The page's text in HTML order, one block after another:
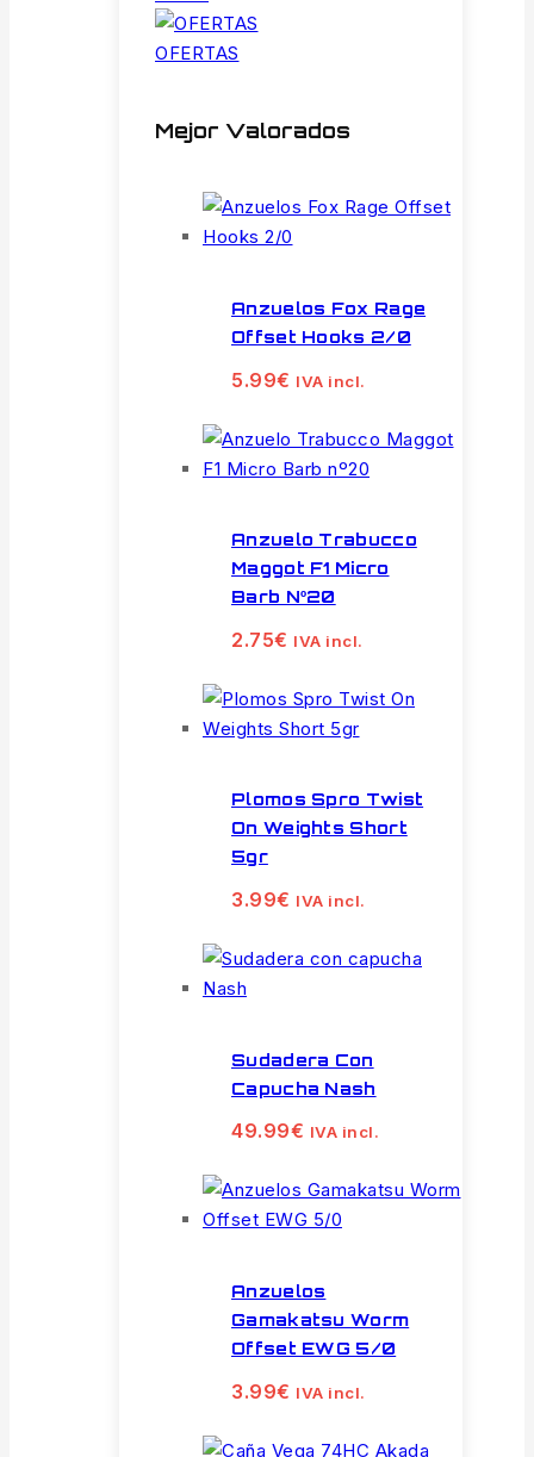
OFERTAS
Mejor Valorados
Anzuelos Fox Rage
Offset Hooks 2/0
5.99€ IVA incl.
Anzuelo Trabucco
Maggot F1 Micro
Barb Nº20
2.75€ IVA incl.
Plomos Spro Twist
On Weights Short
5gr
3.99€ IVA incl.
Sudadera Con
Capucha Nash
49.99€ IVA incl.
Anzuelos
Gamakatsu Worm
Offset EWG 5/0
3.99€ IVA incl.